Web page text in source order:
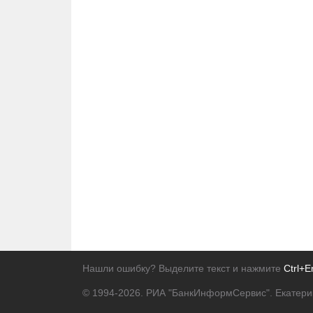
Нашли ошибку? Выделите текст и нажмите
© 1994-2026. РИА "БанкИнформСервис".